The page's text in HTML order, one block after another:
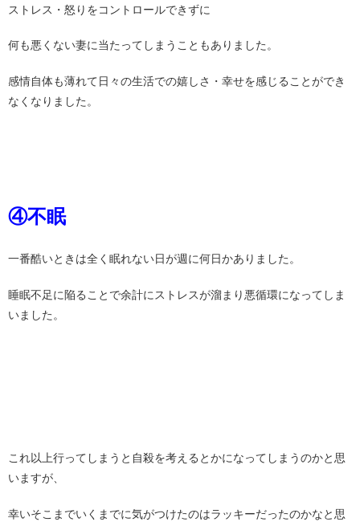
ストレス・怒りをコントロールできずに
何も悪くない妻に当たってしまうこともありました。
感情自体も薄れて日々の生活での嬉しさ・幸せを感じることができ
なくなりました。
④不眠
一番酷いときは全く眠れない日が週に何日かありました。
睡眠不足に陥ることで余計にストレスが溜まり悪循環になってしま
いました。
これ以上行ってしまうと自殺を考えるとかになってしまうのかと思
いますが、
幸いそこまでいくまでに気がつけたのはラッキーだったのかなと思